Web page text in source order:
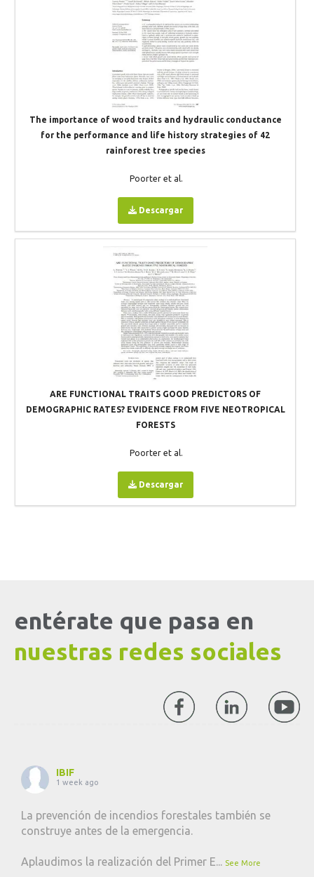
The importance of wood traits and hydraulic conductance
for the performance and life history strategies of 42
rainforest tree species
Poorter et al.
Descargar
ARE FUNCTIONAL TRAITS GOOD PREDICTORS OF
DEMOGRAPHIC RATES? EVIDENCE FROM FIVE NEOTROPICAL
FORESTS
Poorter et al.
Descargar
entérate que pasa en
nuestras redes sociales
IBIF
1 week ago
La prevención de incendios forestales también se
construye antes de la emergencia.
Aplaudimos la realización del Primer E... See More